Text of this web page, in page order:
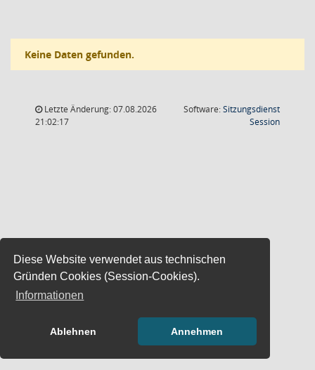
Diese Website verwendet aus technischen
Gründen Cookies (Session-Cookies).
Informationen
Ablehnen Annehmen
Keine Daten gefunden.
Letzte Änderung: 07.08.2026
21:02:17
Software:Sitzungsdienst
Session(Wird in